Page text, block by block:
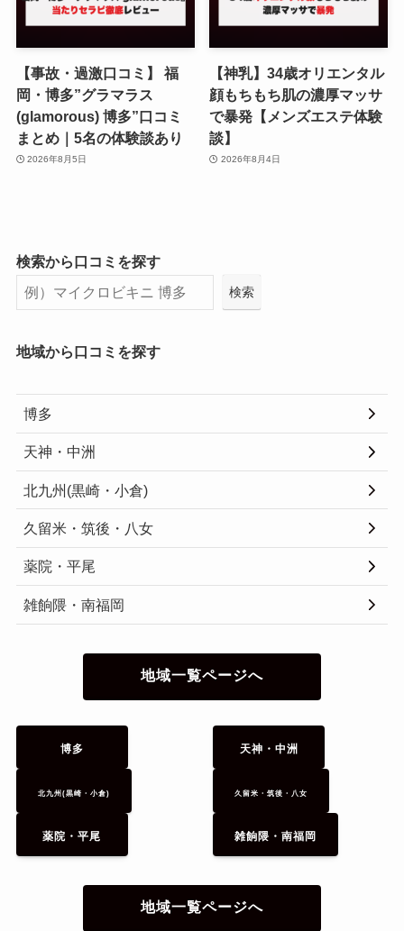
【事故・過激口コミ】 福
岡・博多”グラマラス
(glamorous) 博多”口コミ
まとめ｜5名の体験談あり
2026年8月5日
【神乳】34歳オリエンタル
顔もちもち肌の濃厚マッサ
で暴発【メンズエステ体験
談】
2026年8月4日
検索から口コミを探す
検索
地域から口コミを探す
博多
天神・中洲
北九州(黒崎・小倉)
久留米・筑後・八女
薬院・平尾
雑餉隈・南福岡
地域一覧ページへ
博多 天神・中洲
北九州(黒崎・小倉) 久留米・筑後・八女
薬院・平尾 雑餉隈・南福岡
地域一覧ページへ